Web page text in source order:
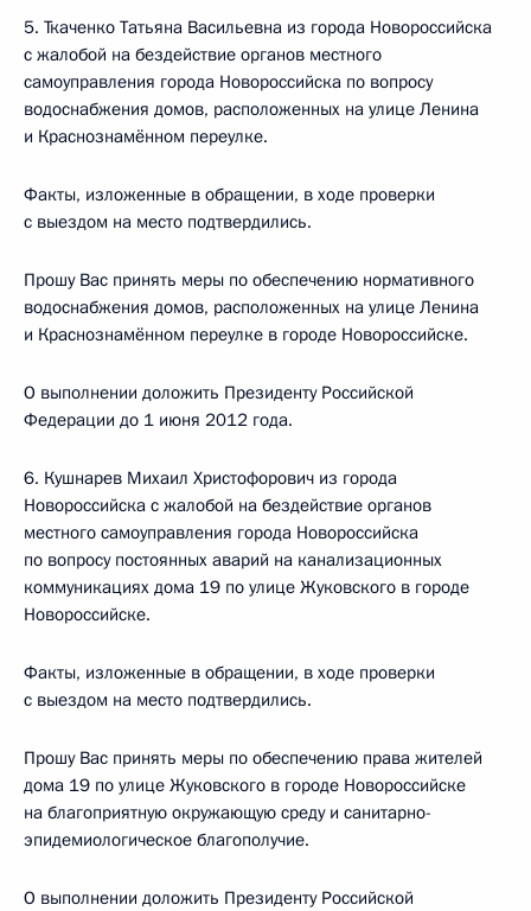
5. Ткаченко Татьяна Васильевна из города Новороссийска
с жалобой на бездействие органов местного
самоуправления города Новороссийска по вопросу
водоснабжения домов, расположенных на улице Ленина
и Краснознамённом переулке.
Факты, изложенные в обращении, в ходе проверки
с выездом на место подтвердились.
Прошу Вас принять меры по обеспечению нормативного
водоснабжения домов, расположенных на улице Ленина
и Краснознамённом переулке в городе Новороссийске.
О выполнении доложить Президенту Российской
Федерации до 1 июня 2012 года.
6. Кушнарев Михаил Христофорович из города
Новороссийска с жалобой на бездействие органов
местного самоуправления города Новороссийска
по вопросу постоянных аварий на канализационных
коммуникациях дома 19 по улице Жуковского в городе
Новороссийске.
Факты, изложенные в обращении, в ходе проверки
с выездом на место подтвердились.
Прошу Вас принять меры по обеспечению права жителей
дома 19 по улице Жуковского в городе Новороссийске
на благоприятную окружающую среду и санитарно-
эпидемиологическое благополучие.
О выполнении доложить Президенту Российской